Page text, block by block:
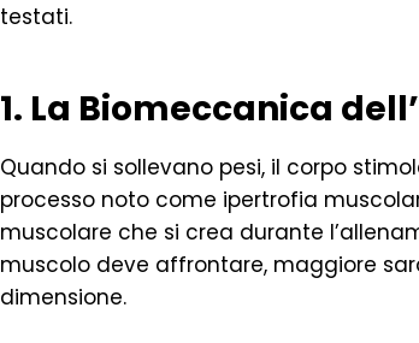
testati.
1. La Biomeccanica
Quando si sollevano pesi, il corpo
processo noto come ipertrofia
muscolare che si crea durante
muscolo deve affrontare, maggiore
dimensione.